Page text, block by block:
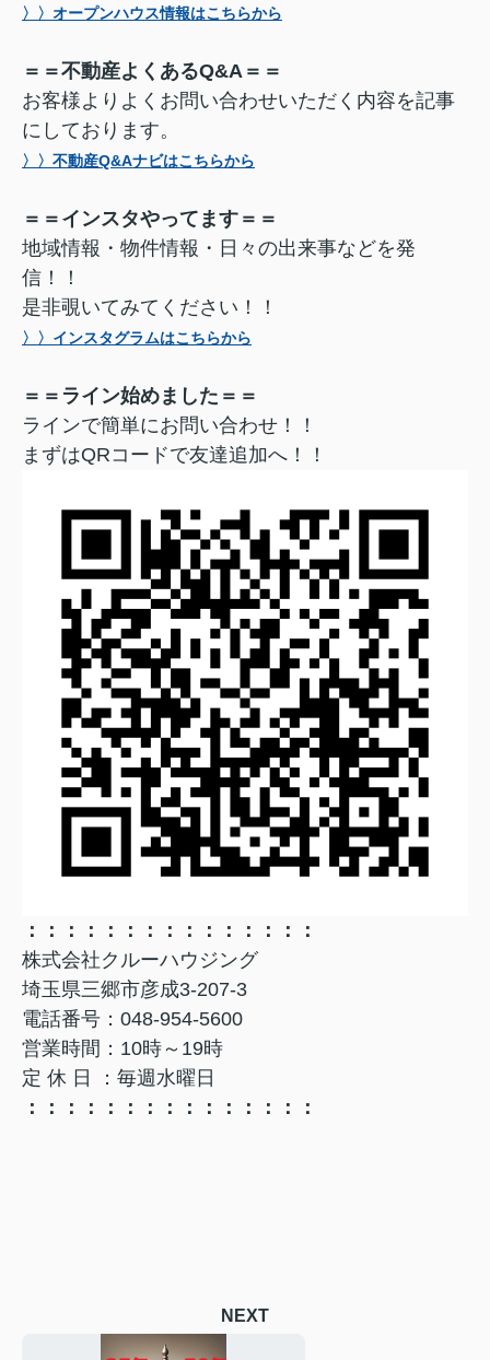
〉〉オープンハウス情報はこちらから
＝＝不動産よくあるQ&A＝＝
お客様よりよくお問い合わせいただく内容を記事
にしております。
〉〉不動産Q&Aナビはこちらから
＝＝インスタやってます＝＝
地域情報・物件情報・日々の出来事などを発
信！！
是非覗いてみてください！！
〉〉インスタグラムはこちらから
＝＝ライン始めました＝＝
ラインで簡単にお問い合わせ！！
まずはQRコードで友達追加へ！！
：：：：：：：：：：：：：：：
株式会社クルーハウジング
埼玉県三郷市彦成3-207-3
電話番号：048-954-5600
営業時間：10時～19時
定 休 日 ：毎週水曜日
：：：：：：：：：：：：：：：
NEXT